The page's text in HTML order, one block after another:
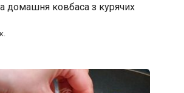
домашня ковбаса з курячих